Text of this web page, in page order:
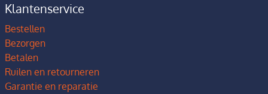
Klantenservice
Bestellen
Bezorgen
Betalen
Ruilen en retourneren
Garantie en reparatie